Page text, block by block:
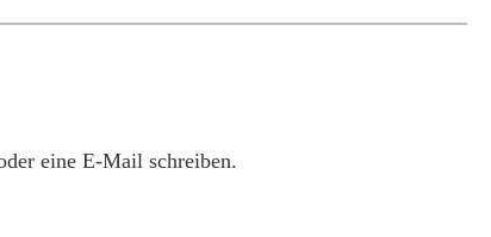
eine E-Mail schreiben.